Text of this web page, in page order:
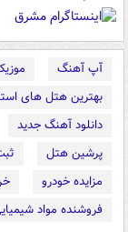
آپ آهنگ
بهترین هتل های
دانلود آهنگ جدید
پرشین هتل
مزایده خودرو
فروشنده مواد